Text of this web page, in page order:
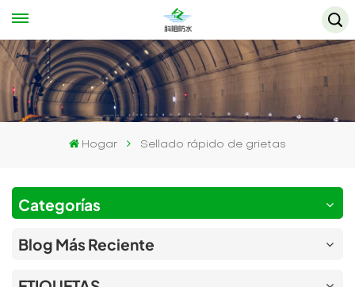
Hogar Sellado rápido de grietas
Categorías
Blog Más Reciente